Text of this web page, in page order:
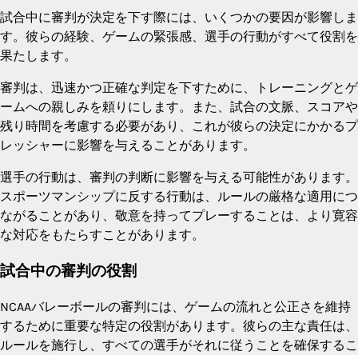
試合中に審判が決定を下す際には、いくつかの要因が影響しま
す。彼らの経験、ゲームの緊張感、選手の行動がすべて役割を
果たします。
審判は、迅速かつ正確な判定を下すために、トレーニングとゲ
ームへの親しみを頼りにします。また、試合の文脈、スコアや
残り時間を考慮する必要があり、これが彼らの決定にかかるプ
レッシャーに影響を与えることがあります。
選手の行動は、審判の判断に影響を与える可能性があります。
スポーツマンシップに反する行動は、ルールの厳格な適用につ
ながることがあり、敬意を持ってプレーすることは、より寛容
な対応をもたらすことがあります。
試合中の審判の役割
NCAAバレーボールの審判には、ゲームの流れと公正さを維持
するために重要な特定の役割があります。彼らの主な責任は、
ルールを施行し、すべての選手がそれに従うことを確保するこ